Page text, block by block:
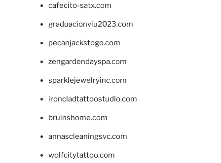
cafecito-satx.com
graduacionviu2023.com
pecanjackstogo.com
zengardendayspa.com
sparklejewelryinc.com
ironcladtattoostudio.com
bruinshome.com
annascleaningsvc.com
wolfcitytattoo.com